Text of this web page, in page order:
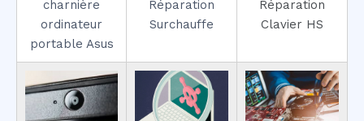
charnière
ordinateur
portable Asus
Réparation
Surchauffe
Réparation
Clavier HS